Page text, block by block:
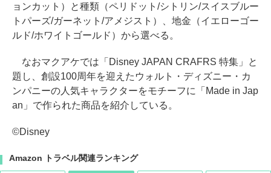
ョンカット）と種類（ペリドット/シトリン/スイスブルー
トパーズ/ガーネット/アメジスト）、地金（イエローゴー
ルド/ホワイトゴールド）から選べる。
なおマクアケでは「Disney JAPAN CRAFRS 特集」と
題し、創設100周年を迎えたウォルト・ディズニー・カ
ンパニーの人気キャラクターをモチーフに「Made in Jap
an」で作られた商品を紹介している。
©Disney
Amazon トラベル関連ランキング